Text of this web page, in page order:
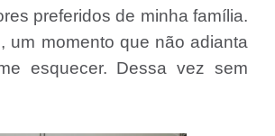
preferidos de minha família.
um momento que não adianta
esquecer. Dessa vez sem